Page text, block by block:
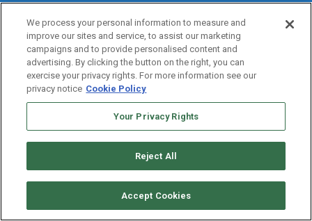
Acerca de nosotros
Advertise with Us/Anuncios
Politica de Privacidad
Editorial Guidelines
We process your personal information to measure and
improve our sites and service, to assist our marketing
campaigns and to provide personalised content and
advertising. By clicking the button on the right, you can
exercise your privacy rights. For more information see our
privacy notice Cookie Policy
Your Privacy Rights
Reject All
Accept Cookies